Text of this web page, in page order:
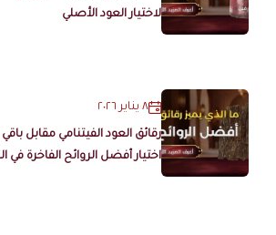
لاختيار العود الأصلي
٨ يناير ٢٠٢٦
رقائق العود الفيتنامي مقابل باقي
اختيار أفضل الروائح الفاخرة في